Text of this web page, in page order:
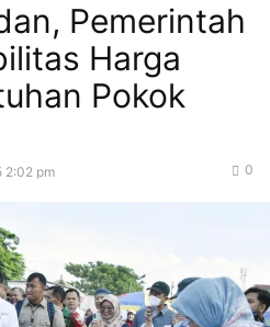
Pemerintah
Harga
Pokok
2:02 pm 0